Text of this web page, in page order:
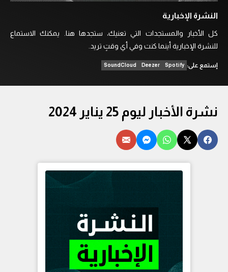
النشرة الإخبارية
كل الأخبار والمستجدات التي تعنيك، ستجدها هنا. يمكنك الاستماع
للنشرة الإخبارية أينما كنت وفي أي وقتٍ تريد.
إستمع على: Spotify
Deezer
SoundCloud
نشرة الأخبار ليوم 25 يناير 2024